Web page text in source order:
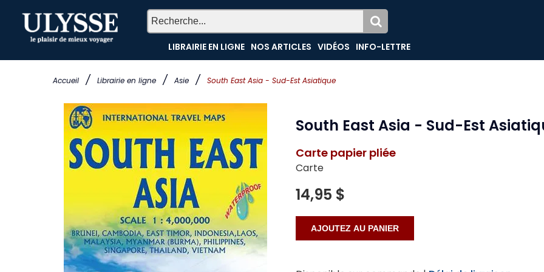
Accueil / Librairie en ligne / Asie / South East Asia - Sud-Est Asiatique
LIBRAIRIE EN LIGNE NOS ARTICLES VIDÉOS INFO-LETTRE
South East Asia - Sud-Est
Carte papier pliée
Carte
14,95 $